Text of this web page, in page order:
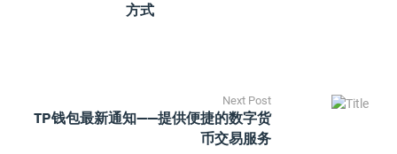
方式
Next Post
TP钱包最新通知——提供便捷的数字货
币交易服务